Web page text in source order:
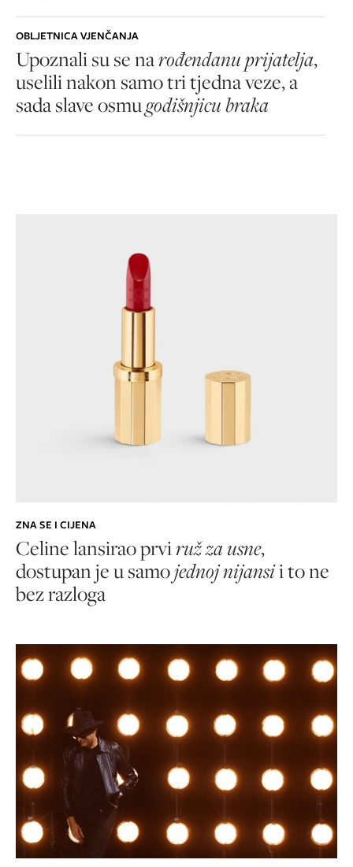
OBLJETNICA VJENČANJA
Upoznali su se narođendanu prijatelja,
uselili nakon samo tri tjedna veze, a
sada slave osmugodišnjicu braka
ZNA SE I CIJENA
Celine lansirao prviruž za usne,
dostupan je u samojednoj nijansii to ne
bez razloga